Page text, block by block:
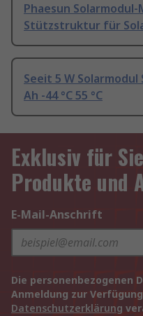
Phaesun
Stützstruktur für
Seeit 5 W Solarmodul
Ah -44 °C 55 °C
Exklusiv für
Produkte und
E-Mail-Anschrift
Die personenbezogenen
Anmeldung zur
Datenschutzerklärung